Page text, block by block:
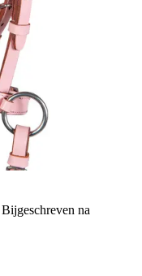
Bijgeschreven na